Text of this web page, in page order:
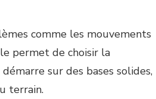
comme les mouvements
permet de choisir la
sur des bases solides,
terrain.